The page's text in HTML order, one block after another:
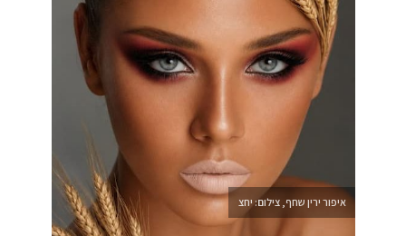
איפור ירין שחף, צילום: יחצ